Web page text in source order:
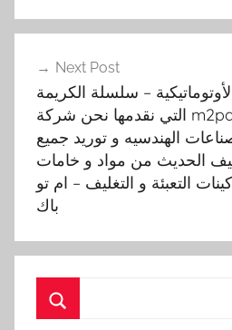
Next Post
– سلسلة الكريمة
موديل m2pack.com 404 التي نقدمها نحن شركة
الهندسيه و توريد جميع
من مواد و خامات
التعبئة و التغليف – ام تو